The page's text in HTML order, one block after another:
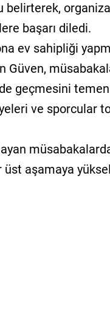
belirterek,
başarı diledi.
ev sahipliği
geçmesini
ve sporcular
aşamaya